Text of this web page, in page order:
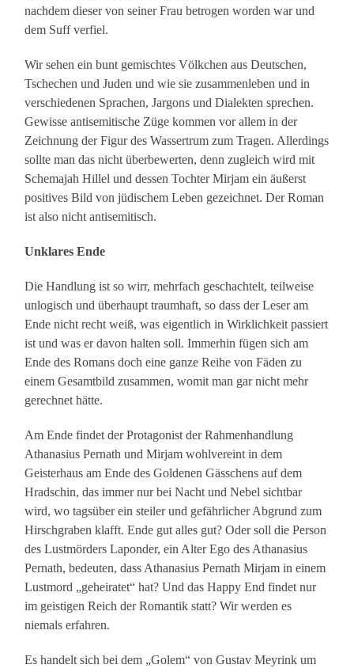
nachdem dieser von seiner Frau betrogen worden war und
dem Suff verfiel.
Wir sehen ein bunt gemischtes Völkchen aus Deutschen,
Tschechen und Juden und wie sie zusammenleben und in
verschiedenen Sprachen, Jargons und Dialekten sprechen.
Gewisse antisemitische Züge kommen vor allem in der
Zeichnung der Figur des Wassertrum zum Tragen. Allerdings
sollte man das nicht überbewerten, denn zugleich wird mit
Schemajah Hillel und dessen Tochter Mirjam ein äußerst
positives Bild von jüdischem Leben gezeichnet. Der Roman
ist also nicht antisemitisch.
Unklares Ende
Die Handlung ist so wirr, mehrfach geschachtelt, teilweise
unlogisch und überhaupt traumhaft, so dass der Leser am
Ende nicht recht weiß, was eigentlich in Wirklichkeit passiert
ist und was er davon halten soll. Immerhin fügen sich am
Ende des Romans doch eine ganze Reihe von Fäden zu
einem Gesamtbild zusammen, womit man gar nicht mehr
gerechnet hätte.
Am Ende findet der Protagonist der Rahmenhandlung
Athanasius Pernath und Mirjam wohlvereint in dem
Geisterhaus am Ende des Goldenen Gässchens auf dem
Hradschin, das immer nur bei Nacht und Nebel sichtbar
wird, wo tagsüber ein steiler und gefährlicher Abgrund zum
Hirschgraben klafft. Ende gut alles gut? Oder soll die Person
des Lustmörders Laponder, ein Alter Ego des Athanasius
Pernath, bedeuten, dass Athanasius Pernath Mirjam in einem
Lustmord „geheiratet“ hat? Und das Happy End findet nur
im geistigen Reich der Romantik statt? Wir werden es
niemals erfahren.
Es handelt sich bei dem „Golem“ von Gustav Meyrink um